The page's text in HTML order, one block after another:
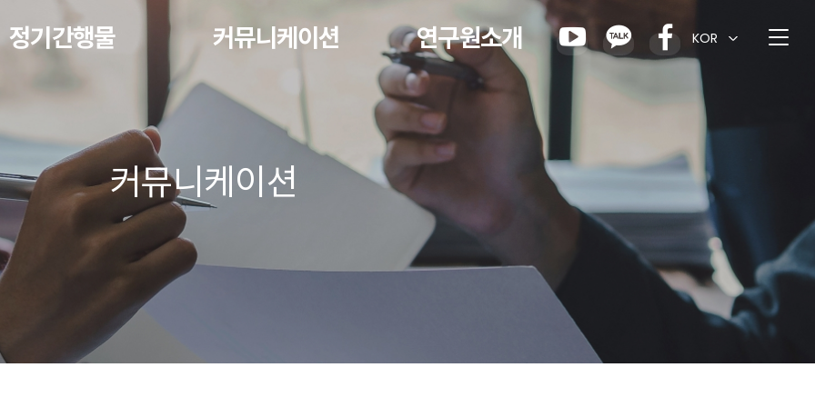
정기간행물 커뮤니케이션 연구원소개 KOR
커뮤니케이션